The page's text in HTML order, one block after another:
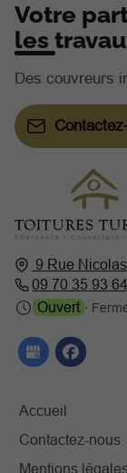
9 Rue Nicolas
09 70 35 93 64
Ouvert ⋅
Accueil
Contactez-nous
Mentions
Votre
les
Des couvreurs